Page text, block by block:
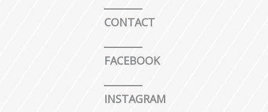
CONTACT
FACEBOOK
INSTAGRAM